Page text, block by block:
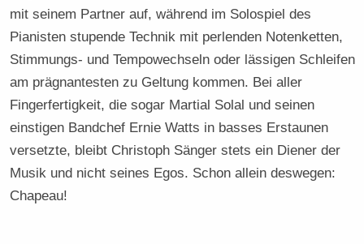
mit seinem Partner auf, während im Solospiel des
Pianisten stupende Technik mit perlenden Notenketten,
Stimmungs- und Tempowechseln oder lässigen Schleifen
am prägnantesten zu Geltung kommen. Bei aller
Fingerfertigkeit, die sogar Martial Solal und seinen
einstigen Bandchef Ernie Watts in basses Erstaunen
versetzte, bleibt Christoph Sänger stets ein Diener der
Musik und nicht seines Egos. Schon allein deswegen:
Chapeau!